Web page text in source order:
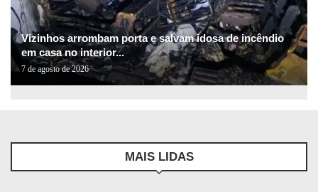
Vizinhos arrombam porta e salvam idosa de incêndio
em casa no interior...
7 de agosto de 2026
MAIS LIDAS